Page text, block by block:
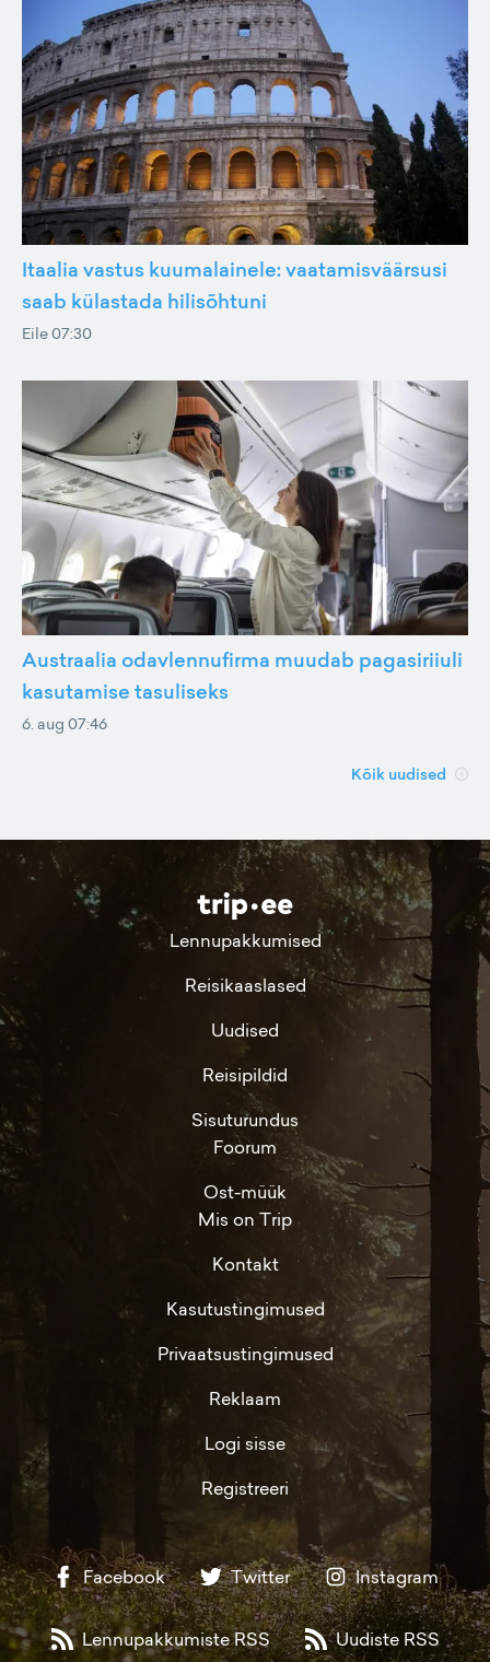
Itaalia vastus kuumalainele: vaatamisväärsusi
saab külastada hilisõhtuni
Eile 07:30
Austraalia odavlennufirma muudab pagasiriiuli
kasutamise tasuliseks
6. aug 07:46
Kõik uudised
Lennupakkumised
Reisikaaslased
Uudised
Reisipildid
Sisuturundus
Foorum
Ost-müük
Mis on Trip
Kontakt
Kasutustingimused
Privaatsustingimused
Reklaam
Logi sisse
Registreeri
Facebook Twitter Instagram
Lennupakkumiste RSS Uudiste RSS